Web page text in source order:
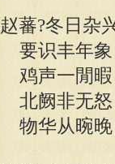
赵蕃?冬日杂
要识丰年象
鸡声一閒暇
北阙非无怒
物华从晼晚